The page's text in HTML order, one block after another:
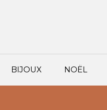
BIJOUX NOËL